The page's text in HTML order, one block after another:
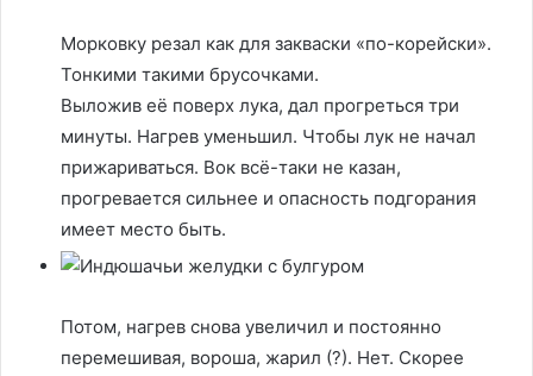
Морковку резал как для закваски «по-корейски».
Тонкими такими брусочками.
Выложив её поверх лука, дал прогреться три
минуты. Нагрев уменьшил. Чтобы лук не начал
прижариваться. Вок всё-таки не казан,
прогревается сильнее и опасность подгорания
имеет место быть.
Потом, нагрев снова увеличил и постоянно
перемешивая, вороша, жарил (?). Нет. Скорее